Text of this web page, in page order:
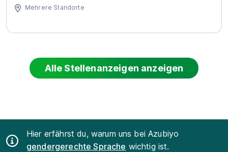
Mehrere Standorte
Alle Stellenanzeigen anzeigen
Hier erfährst du, warum uns bei Azubiyo
gendergerechte Sprache wichtig ist.